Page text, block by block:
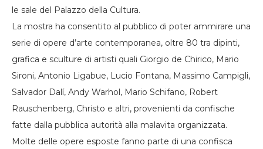
le sale del Palazzo della Cultura.
La mostra ha consentito al pubblico di poter ammirare una
serie di opere d’arte contemporanea, oltre 80 tra dipinti,
grafica e sculture di artisti quali Giorgio de Chirico, Mario
Sironi, Antonio Ligabue, Lucio Fontana, Massimo Campigli,
Salvador Dalí, Andy Warhol, Mario Schifano, Robert
Rauschenberg, Christo e altri, provenienti da confische
fatte dalla pubblica autorità alla malavita organizzata.
Molte delle opere esposte fanno parte di una confisca